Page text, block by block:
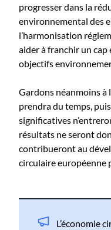
progresser dans la
environnemental des
l’harmonisation
aider à franchir un cap
objectifs
Gardons néanmoins à
prendra du temps,
significatives
résultats ne seront
contribueront au
circulaire européenne
L’économie